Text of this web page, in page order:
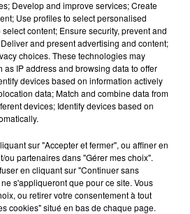
!
Vacances - Gagnez
séjour en famille au cœur
Vacances : inscrivez-
!
Develop and improve services; Create
Use profiles to select personalised
content; Ensure security, prevent and
and present advertising and content;
choices. These technologies may
as IP address and browsing data to offer
devices based on information actively
data; Match and combine data from
devices; Identify devices based on
sur "Accepter et fermer", ou affiner en
partenaires dans "Gérer mes choix".
en cliquant sur "Continuer sans
s'appliqueront que pour ce site. Vous
ou retirer votre consentement à tout
cookies" situé en bas de chaque page.